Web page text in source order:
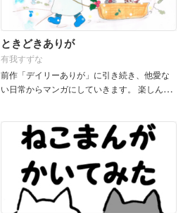
ときどきありが
有我すずな
前作「デイリーありが」に引き続き、他愛な
い日常からマンガにしていきます。 楽しんで